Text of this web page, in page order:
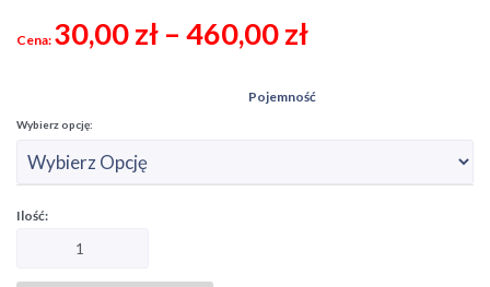
30,00zł – 460,00zł
Pojemność